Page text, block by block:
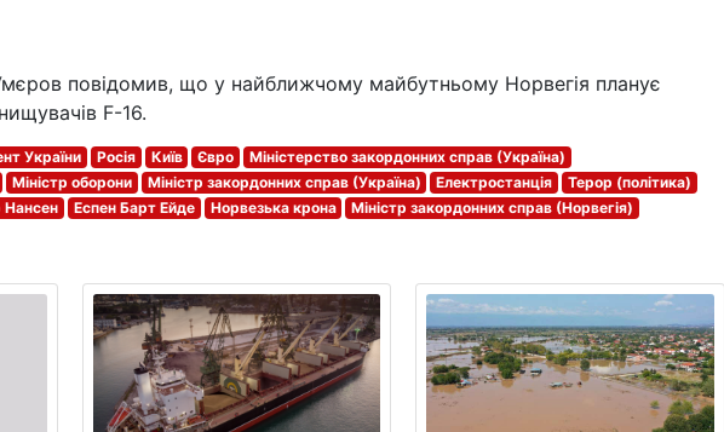
повідомив, що у найближчому майбутньому Норвегія планує
F-16.
України Росія Київ Євро
Міністерство закордонних справ (Україна)
Міністр оборони Міністр закордонних справ (Україна) Електростанція
Терор (політика)
Еспен Барт Ейде Норвезька крона Міністр закордонних справ (Норвегія)